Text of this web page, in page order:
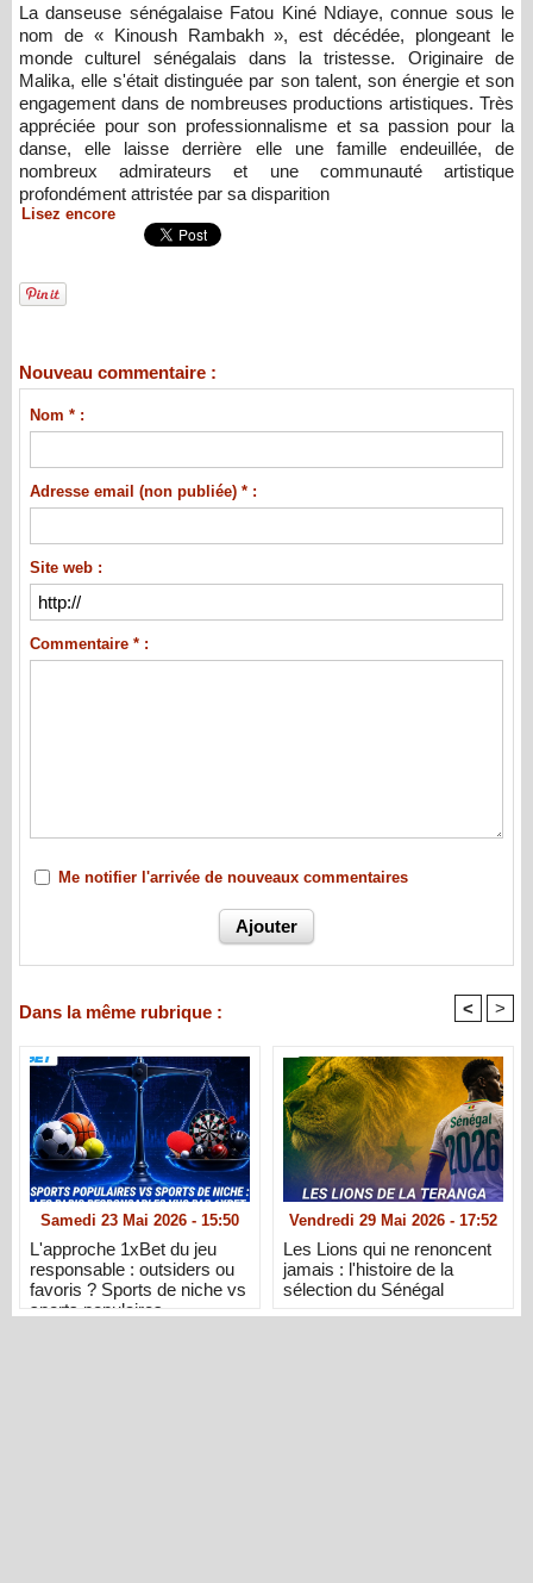
La danseuse sénégalaise Fatou Kiné Ndiaye, connue sous le
nom de « Kinoush Rambakh », est décédée, plongeant le
monde culturel sénégalais dans la tristesse. Originaire de
Malika, elle s'était distinguée par son talent, son énergie et son
engagement dans de nombreuses productions artistiques. Très
appréciée pour son professionnalisme et sa passion pour la
danse, elle laisse derrière elle une famille endeuillée, de
nombreux admirateurs et une communauté artistique
profondément attristée par sa disparition
Lisez encore
Nouveau commentaire :
Nom * :
Adresse email (non publiée) * :
Site web :
Commentaire * :
Me notifier l'arrivée de nouveaux commentaires
Dans la même rubrique : < >
Samedi 23 Mai 2026 - 15:50
L'approche 1xBet du jeu
responsable : outsiders ou
favoris ? Sports de niche vs
sports populaires
Vendredi 29 Mai 2026 - 17:52
Les Lions qui ne renoncent
jamais : l'histoire de la
sélection du Sénégal